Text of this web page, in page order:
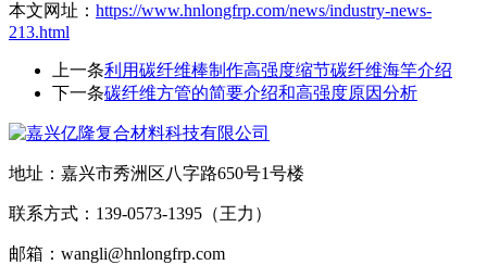
本文网址： https://www.hnlongfrp.com/news/industry-news-
213.html
上一条利用碳纤维棒制作高强度缩节碳纤维海竿介绍
下一条碳纤维方管的简要介绍和高强度原因分析
地址：嘉兴市秀洲区八字路650号1号楼
联系方式：139-0573-1395（王力）
邮箱：wangli@hnlongfrp.com